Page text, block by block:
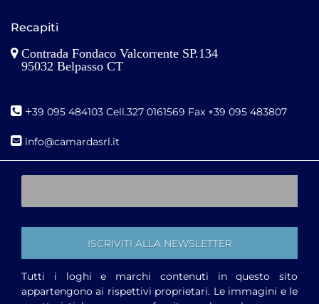
Recapiti
Contrada Fondaco Valcorrente SP.134
95032 Belpasso CT
+39 095 484103 Cell.327 0161569 Fax +39 095 483807
info@camardasrl.it
Tutti i loghi e marchi contenuti in questo sito
appartengono ai rispettivi proprietari. Le immagini e le